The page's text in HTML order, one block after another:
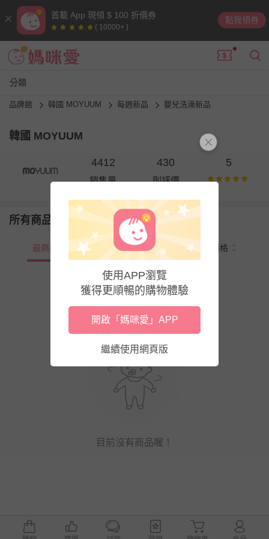
首載 App 現領 $ 100 折價券
( 10000+ )
點我領券
分類
品牌館 韓國 MOYUUM 每週新品 嬰兒洗澡新品
韓國 MOYUUM
4412
銷售量
430
則評價
5
所有商品
最熱銷 新上市 價格
目前沒有商品喔！
使用APP瀏覽
獲得更順暢的購物體驗
開啟「媽咪愛」APP
繼續使用網頁版